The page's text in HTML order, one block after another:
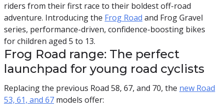
riders from their first race to their boldest off-road
adventure. Introducing the Frog Road and Frog Gravel
series, performance-driven, confidence-boosting bikes
for children aged 5 to 13.
Frog Road range: The perfect
launchpad for young road cyclists
Replacing the previous Road 58, 67, and 70, the new Road
53, 61, and 67 models offer: